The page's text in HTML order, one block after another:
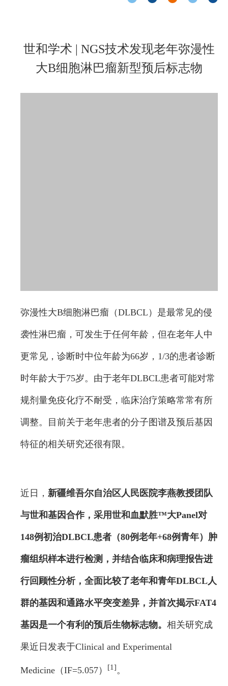
世和学术 | NGS技术发现老年弥漫性
大B细胞淋巴瘤新型预后标志物
弥漫性大B细胞淋巴瘤（DLBCL）是最常见的侵
袭性淋巴瘤，可发生于任何年龄，但在老年人中
更常见，诊断时中位年龄为66岁，1/3的患者诊断
时年龄大于75岁。由于老年DLBCL患者可能对常
规剂量免疫化疗不耐受，临床治疗策略常常有所
调整。目前关于老年患者的分子图谱及预后基因
特征的相关研究还很有限。
近日， 新疆维吾尔自治区人民医院李燕教授团队
与世和基因合作，采用世和血默胜™大Panel对
148例初治DLBCL患者（80例老年+68例青年）肿
瘤组织样本进行检测，并结合临床和病理报告进
行回顾性分析，全面比较了老年和青年DLBCL人
群的基因和通路水平突变差异，并首次揭示FAT4
基因是一个有利的预后生物标志物。 相关研究成
果近日发表于Clinical and Experimental
Medicine（IF=5.057） [1]。